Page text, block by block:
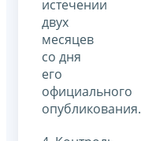
истечении
двух
месяцев
со дня
его
официального
опубликования.